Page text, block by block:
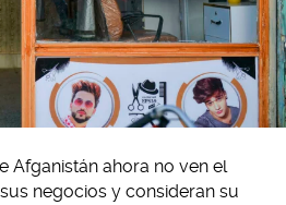
Afganistán ahora no ven el
negocios y consideran su